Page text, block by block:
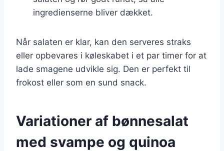
ingredienserne bliver dækket.
Når salaten er klar, kan den serveres straks
eller opbevares i køleskabet i et par timer for at
lade smagene udvikle sig. Den er perfekt til
frokost eller som en sund snack.
Variationer af bønnesalat
med svampe og quinoa